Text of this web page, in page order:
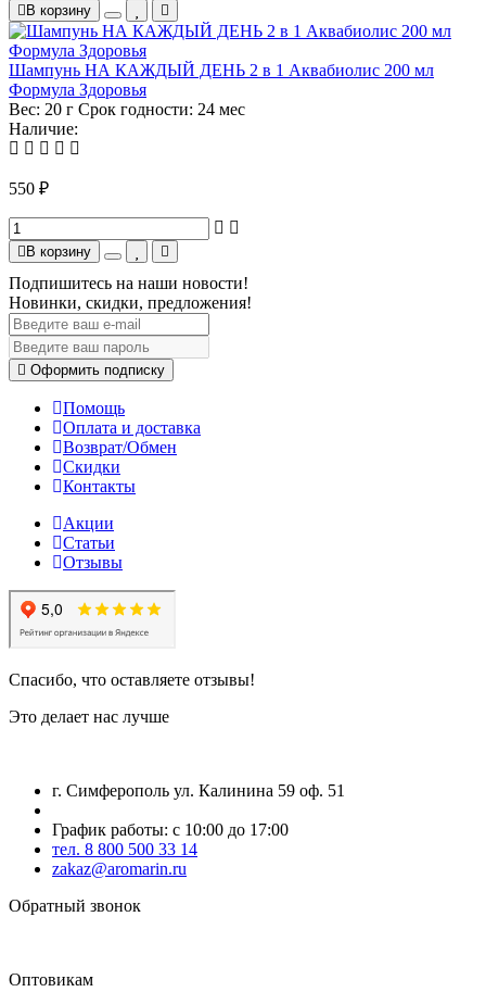
В корзину
Шампунь НА КАЖДЫЙ ДЕНЬ 2 в 1 Аквабиолис 200 мл
Формула Здоровья
Вес: 20 г Срок годности: 24 мес
Наличие:
550 ₽
В корзину
Подпишитесь на наши новости!
Новинки, скидки, предложения!
Оформить подписку
Помощь
Оплата и доставка
Возврат/Обмен
Скидки
Контакты
Акции
Статьи
Отзывы
Спасибо, что оставляете отзывы!
Это делает нас лучше
г. Симферополь ул. Калинина 59 оф. 51
График работы: с 10:00 до 17:00
тел. 8 800 500 33 14
zakaz@aromarin.ru
Обратный звонок
Оптовикам